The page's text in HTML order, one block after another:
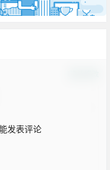
发表评论